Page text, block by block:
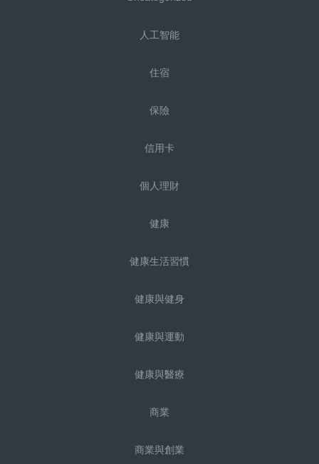
人工智能
住宿
保險
信用卡
個人理財
健康
健康生活習慣
健康與健身
健康與運動
健康與醫療
商業
商業與創業